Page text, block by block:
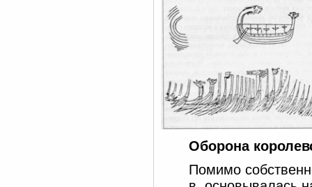
Оборона
Помимо